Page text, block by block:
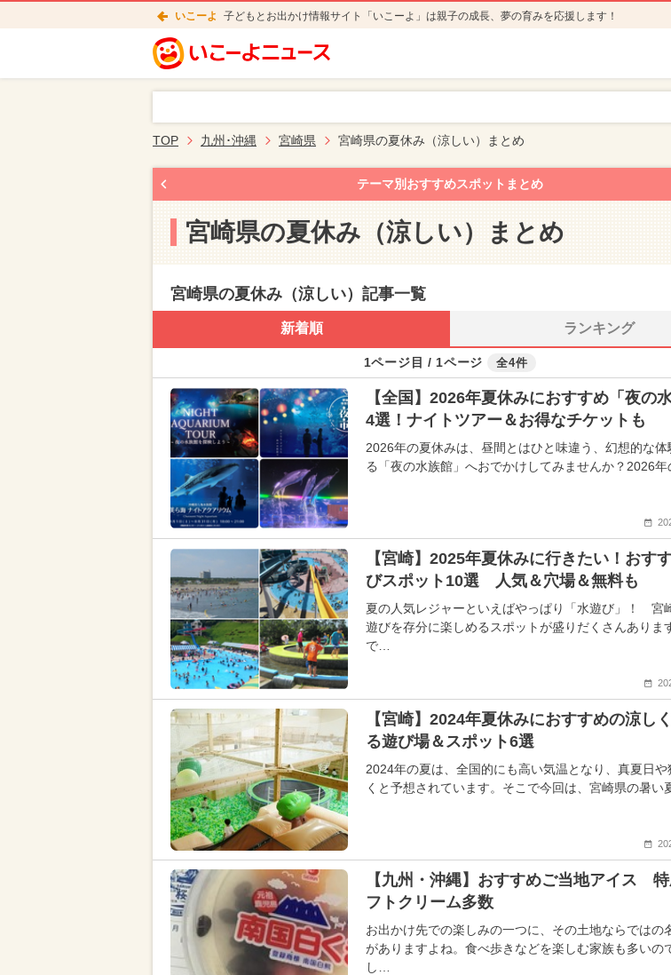
いこーよ 子どもとお出かけ情報サイト「いこーよ」は親子の成長、夢の育みを応援します！
TOP 九州･沖縄 宮崎県 宮崎県の夏休み（涼しい）まとめ
テーマ別おすすめスポットまとめ
宮崎県の夏休み（涼しい）まとめ
宮崎県の夏休み（涼しい）記事一覧
新着順 ランキング
1ページ目 / 1ページ 全4件
【全国】2026年夏休みにおすすめ「夜の
4選！ナイトツアー＆お得なチケットも
2026年の夏休みは、昼間とはひと味違う、幻想的な体
る「夜の水族館」へおでかけしてみませんか？2026年
【宮崎】2025年夏休みに行きたい！おす
びスポット10選 人気＆穴場＆無料も
夏の人気レジャーといえばやっぱり「水遊び」！ 宮
遊びを存分に楽しめるスポットが盛りだくさんあり
で…
【宮崎】2024年夏休みにおすすめの涼し
る遊び場＆スポット6選
2024年の夏は、全国的にも高い気温となり、真夏日や
くと予想されています。そこで今回は、宮崎県の暑い
【九州・沖縄】おすすめご当地アイス
フトクリーム多数
お出かけ先での楽しみの一つに、その土地ならではの
がありますよね。食べ歩きなどを楽しむ家族も多いの
し…